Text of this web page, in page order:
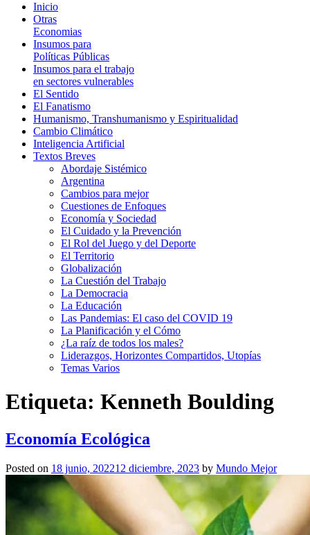
Inicio
Otras
Economias
Insumos para
Políticas Públicas
Insumos para el trabajo
en sectores vulnerables
El Sentido
El Fanatismo
Humanismo, Transhumanismo y Espiritualidad
Cambio Climático
Inteligencia Artificial
Textos Breves
Abordaje Sistémico
Argentina
Cambios para mejor
Cuestiones de Enfoques
Economía y Sociedad
El Cuidado y la Prevención
El Rol del Juego y del Deporte
El Territorio
Globalización
La Cuestión del Trabajo
La Democracia
La Educación
Las Pandemias: El caso del COVID 19
La Planificación y el Cómo
¿La raíz de todos los males?
Liderazgos, Horizontes Compartidos, Utopías
Temas Varios
Etiqueta: Kenneth Boulding
Economía Ecológica
Posted on 18 junio, 202212 diciembre, 2023 by Mundo Mejor